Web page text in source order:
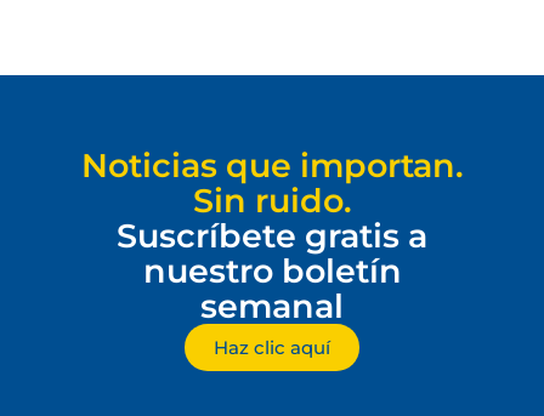
Noticias que importan.
Sin ruido.
Suscríbete gratis a
nuestro boletín
semanal
Haz clic aquí